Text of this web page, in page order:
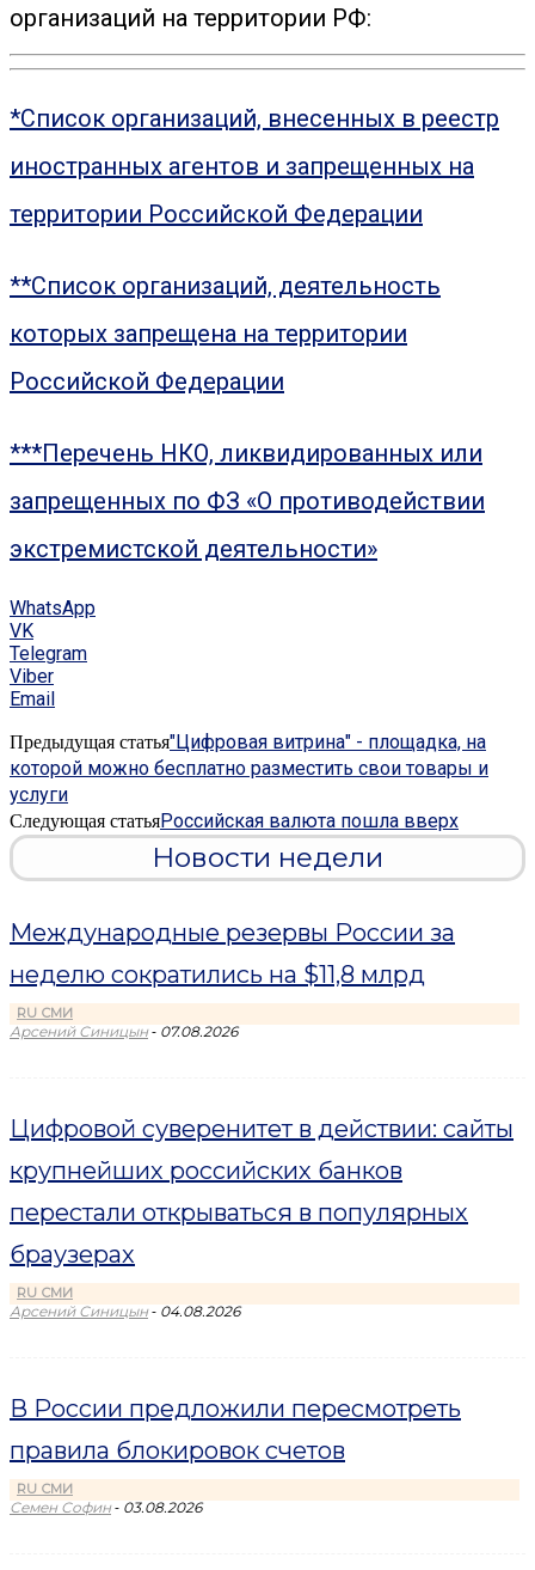
организаций на территории РФ:
*Список организаций, внесенных в реестр
иностранных агентов и запрещенных на
территории Российской Федерации
**Список организаций, деятельность
которых запрещена на территории
Российской Федерации
***Перечень НКО, ликвидированных или
запрещенных по ФЗ «О противодействии
экстремистской деятельности»
WhatsApp
VK
Telegram
Viber
Email
Предыдущая статья"Цифровая витрина" - площадка, на
которой можно бесплатно разместить свои товары и
услуги
Следующая статьяРоссийская валюта пошла вверх
Новости недели
Международные резервы России за
неделю сократились на $11,8 млрд
RU СМИ
Арсений Синицын - 07.08.2026
Цифровой суверенитет в действии: сайты
крупнейших российских банков
перестали открываться в популярных
браузерах
RU СМИ
Арсений Синицын - 04.08.2026
В России предложили пересмотреть
правила блокировок счетов
RU СМИ
Семен Софин - 03.08.2026